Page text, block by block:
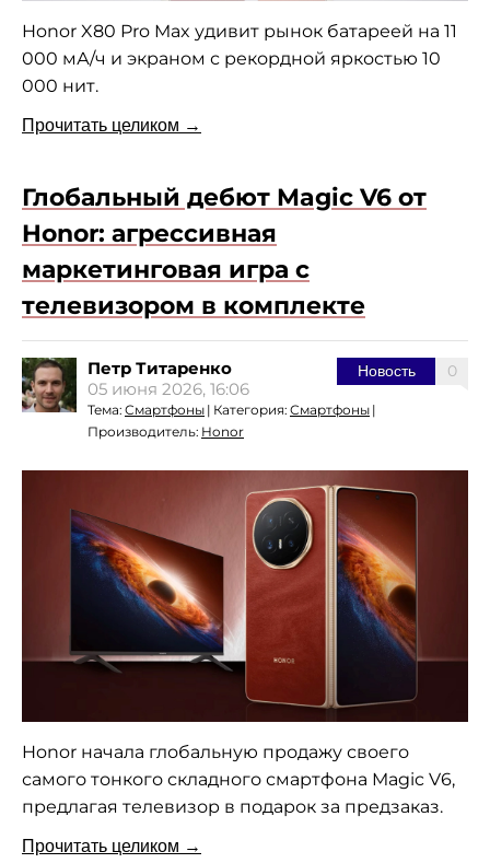
Honor X80 Pro Max удивит рынок батареей на 11
000 мА/ч и экраном с рекордной яркостью 10
000 нит.
Прочитать целиком →
Глобальный дебют Magic V6 от
Honor: агрессивная
маркетинговая игра с
телевизором в комплекте
0
Новость
Петр Титаренко
05 июня 2026, 16:06
Тема: Смартфоны | Категория: Смартфоны |
Производитель: Honor
Honor начала глобальную продажу своего
самого тонкого складного смартфона Magic V6,
предлагая телевизор в подарок за предзаказ.
Прочитать целиком →